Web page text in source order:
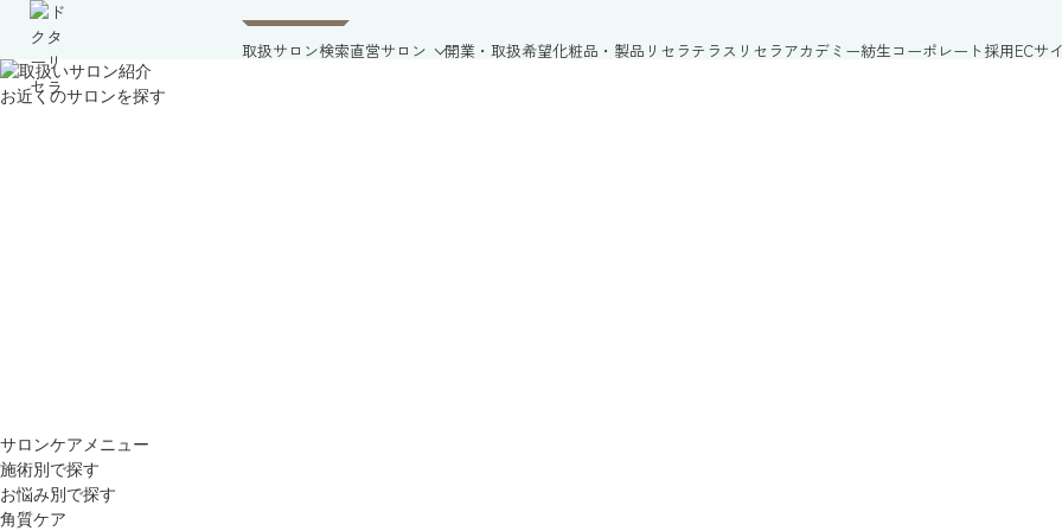
取扱サロン検索直営サロン 開業・取扱希望化粧品・製品 リセラテラス リセラアカデミー紡生コーポレート採用ECサ
お近くのサロンを探す
サロンケアメニュー
施術別で探す
お悩み別で探す
角質ケア